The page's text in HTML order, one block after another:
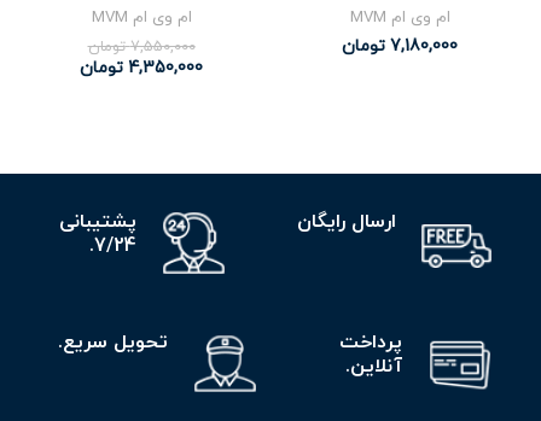
ام وی ام MVM
7,180,000 تومان
ام وی ام MVM
7,550,000 تومان
4,350,000 تومان
ارسال رایگان
پشتیبانی
7/24.
پرداخت
آنلاین.
تحویل سریع.